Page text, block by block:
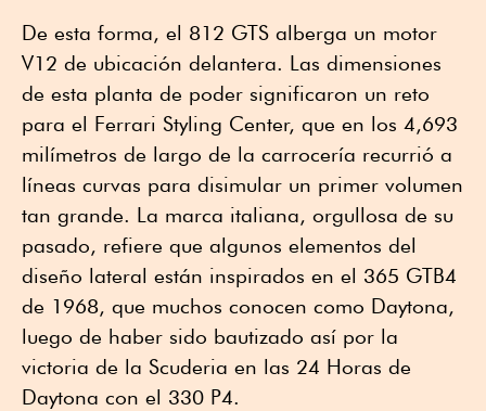
De esta forma, el 812 GTS alberga un motor
V12 de ubicación delantera. Las dimensiones
de esta planta de poder significaron un reto
para el Ferrari Styling Center, que en los 4,693
milímetros de largo de la carrocería recurrió a
líneas curvas para disimular un primer volumen
tan grande. La marca italiana, orgullosa de su
pasado, refiere que algunos elementos del
diseño lateral están inspirados en el 365 GTB4
de 1968, que muchos conocen como Daytona,
luego de haber sido bautizado así por la
victoria de la Scuderia en las 24 Horas de
Daytona con el 330 P4.